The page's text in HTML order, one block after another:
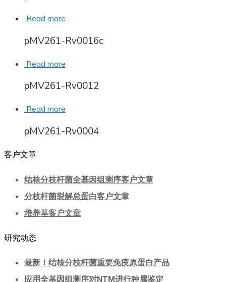
Read more
pMV261-Rv0016c
Read more
pMV261-Rv0012
Read more
pMV261-Rv0004
客户文章
结核分枝杆菌全基因组测序客户文章
分枝杆菌裂解总蛋白客户文章
培养基客户文章
研究动态
最新！结核分枝杆菌重要免疫原蛋白产品
应用全基因组测序对NTM进行种属鉴定